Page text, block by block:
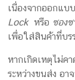
เนื่องจากออกแ
Lockหรือ ซอง
เพื่อใส่สินค้าที่บร
หากเกิดเหตุไม่ค
ระหว่างขนส่ง อา